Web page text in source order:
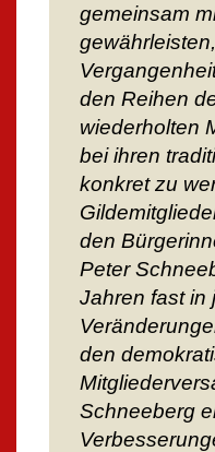
gemeinsam
den Reihen
wiederholten
bei ihren
konkret zu
den
Peter
Jahren fast in
den
Schneeberg